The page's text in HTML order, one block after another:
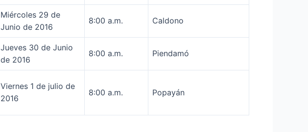
Miércoles 29 de
Junio de 2016
8:00 a.m. Caldono
Jueves 30 de Junio
de 2016
8:00 a.m. Piendamó
Viernes 1 de julio de
2016
8:00 a.m. Popayán